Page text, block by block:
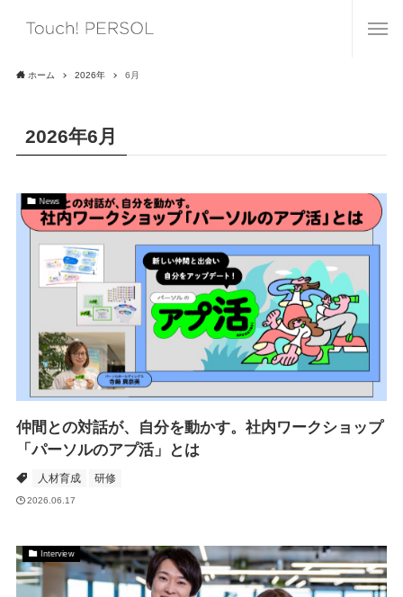
ホーム 2026年 6月
2026年6月
News
仲間との対話が、自分を動かす。社内ワークショップ
「パーソルのアプ活」とは
人材育成 研修
2026.06.17
Interview